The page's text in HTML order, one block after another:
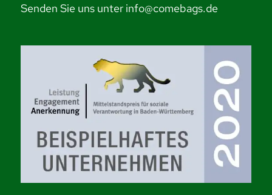
Senden Sie uns unter info@comebags.de